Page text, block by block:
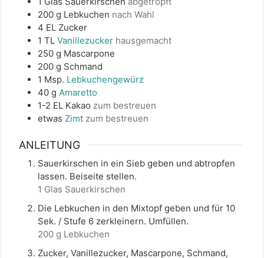
200 g Lebkuchen nach Wahl
4 EL Zucker
1 TL Vanillezucker hausgemacht
250 g Mascarpone
200 g Schmand
1 Msp. Lebkuchengewürz
40 g Amaretto
1-2 EL Kakao zum bestreuen
etwas Zimt zum bestreuen
ANLEITUNG
Sauerkirschen in ein Sieb geben und abtropfen
lassen. Beiseite stellen.
1 Glas Sauerkirschen
Die Lebkuchen in den Mixtopf geben und für 10
Sek. / Stufe 6 zerkleinern. Umfüllen.
200 g Lebkuchen
Zucker, Vanillezucker, Mascarpone, Schmand,